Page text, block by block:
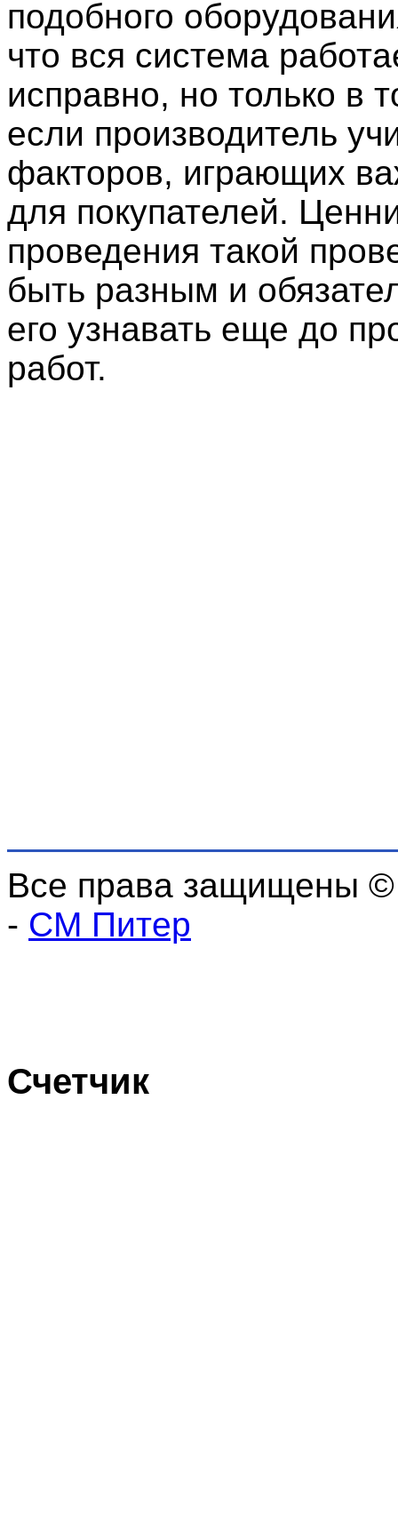
подобного
что вся система
исправно, но только в
если производитель
факторов, играющих
для покупателей.
проведения такой
быть разным и
его узнавать еще до
работ.
Все права защищены
- СМ Питер
Счетчик